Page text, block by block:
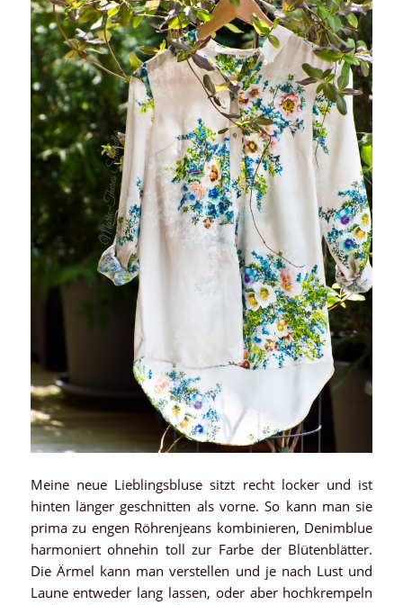
Meine neue Lieblingsbluse sitzt recht locker und ist
hinten länger geschnitten als vorne. So kann man sie
prima zu engen Röhrenjeans kombinieren, Denimblue
harmoniert ohnehin toll zur Farbe der Blütenblätter.
Die Ärmel kann man verstellen und je nach Lust und
Laune entweder lang lassen, oder aber hochkrempeln